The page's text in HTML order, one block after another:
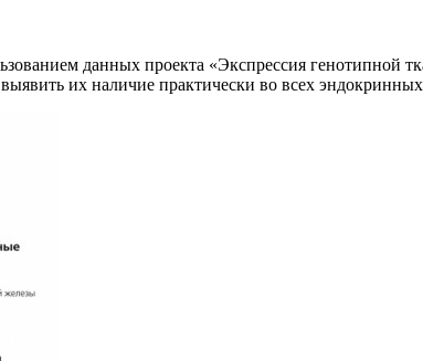
данных проекта «Экспрессия генотипной
их наличие практически во всех